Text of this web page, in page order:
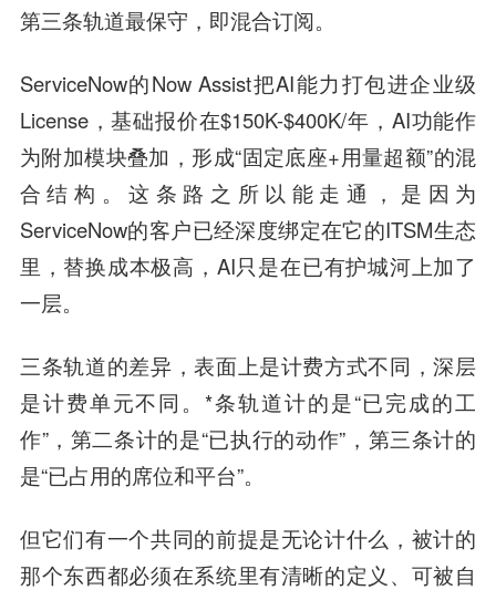
第三条轨道最保守，即混合订阅。
ServiceNow的Now Assist把AI能力打包进企业级
License，基础报价在$150K-$400K/年，AI功能作
为附加模块叠加，形成“固定底座+用量超额”的混
合结构。这条路之所以能走通，是因为
ServiceNow的客户已经深度绑定在它的ITSM生态
里，替换成本极高，AI只是在已有护城河上加了
一层。
三条轨道的差异，表面上是计费方式不同，深层
是计费单元不同。*条轨道计的是“已完成的工
作”，第二条计的是“已执行的动作”，第三条计的
是“已占用的席位和平台”。
但它们有一个共同的前提是无论计什么，被计的
那个东西都必须在系统里有清晰的定义、可被自